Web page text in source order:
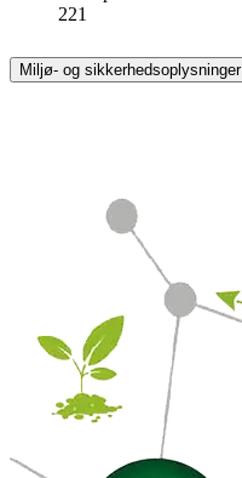
221
Miljø- og sikkerhedsoplysninger